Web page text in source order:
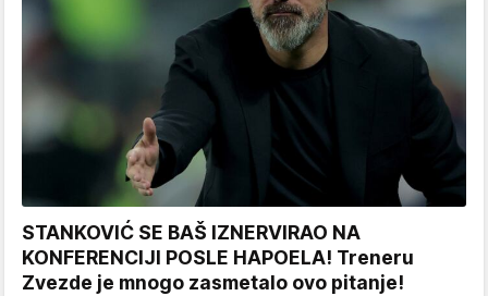
STANKOVIĆ SE BAŠ IZNERVIRAO NA
KONFERENCIJI POSLE HAPOELA! Treneru
Zvezde je mnogo zasmetalo ovo pitanje!